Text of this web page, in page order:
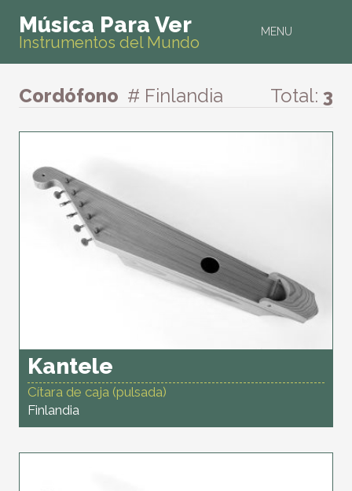
MENU
Música Para Ver
Instrumentos del Mundo
Cordófono # Finlandia Total: 3
Kantele
Cítara de caja (pulsada)
Finlandia